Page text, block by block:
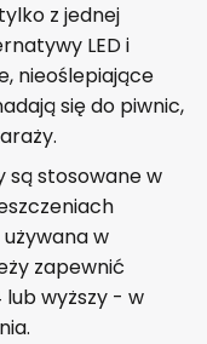
z jednej
LED i
nieoślepiające
się do piwnic,
stosowane w
w
zapewnić
wyższy - w